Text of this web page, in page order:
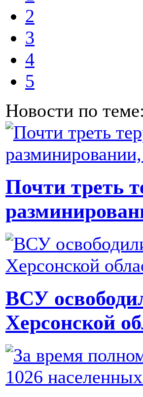
2
3
4
5
Новости по теме:
Почти треть
ВСУ
Херсонской